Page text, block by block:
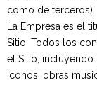
como de terceros).
La Empresa es el
Sitio. Todos los
el Sitio, incluyendo
iconos, obras